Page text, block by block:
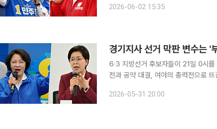
정부 출범 이후 처음 치러지는 전국
2026-06-02 15:35
경기지사 선거 막판 변수는
6·3 지방선거 후보자들이 21일 0시
전과 공약 대결, 여야의 총력전으로
출범 이후 처음 치러지는 전국 단위
2026-05-31 20:00